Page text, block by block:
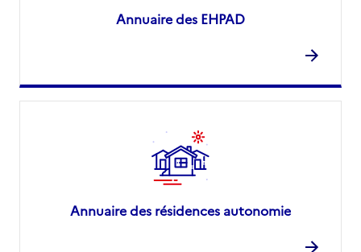
Annuaire des EHPAD
Annuaire des résidences autonomie